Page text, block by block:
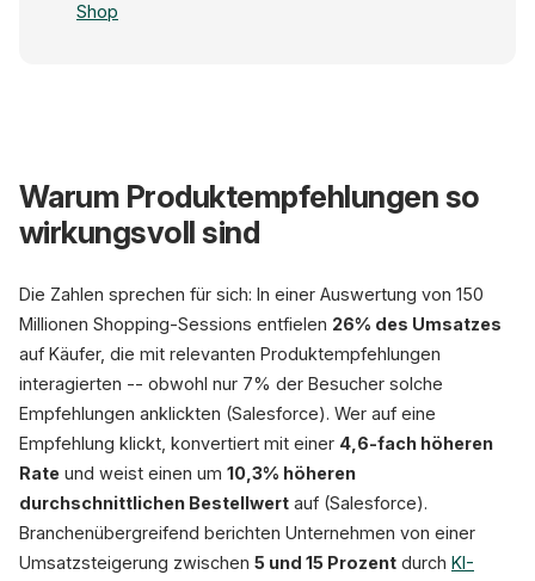
Shop
Kaufen
KI-Empfehlungen:
Warum Produktempfehlungen so
wirkungsvoll sind
Die Zahlen sprechen für sich: In einer Auswertung von 150
Millionen Shopping-Sessions entfielen 26% des Umsatzes
auf Käufer, die mit relevanten Produktempfehlungen
interagierten -- obwohl nur 7% der Besucher solche
Empfehlungen anklickten (Salesforce). Wer auf eine
Empfehlung klickt, konvertiert mit einer 4,6-fach höheren
Rate und weist einen um 10,3% höheren
durchschnittlichen Bestellwert auf (Salesforce).
Branchenübergreifend berichten Unternehmen von einer
Umsatzsteigerung zwischen 5 und 15 Prozent durch KI-